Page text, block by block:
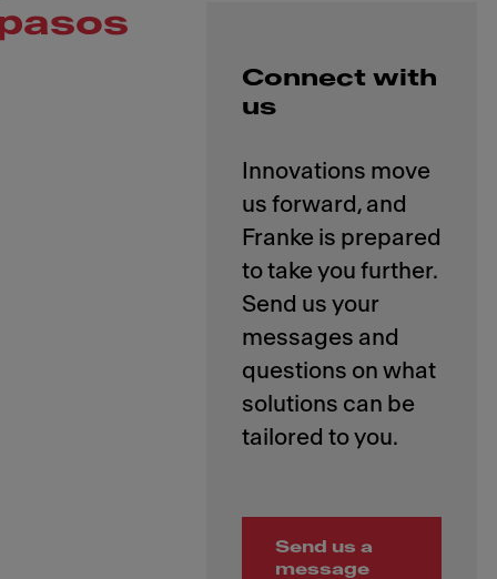
Connect with
us
Innovations move
us forward, and
Franke is prepared
to take you further.
Send us your
messages and
questions on what
solutions can be
Send us a
message